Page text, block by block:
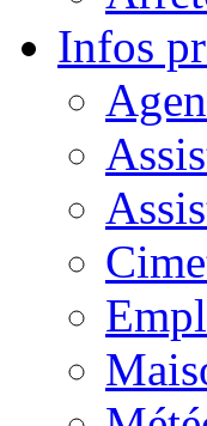
Infos